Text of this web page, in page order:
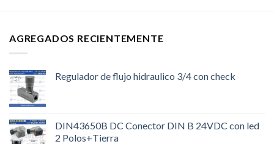
AGREGADOS RECIENTEMENTE
Regulador de flujo hidraulico 3/4 con check
DIN43650B DC Conector DIN B 24VDC con led
2 Polos+Tierra